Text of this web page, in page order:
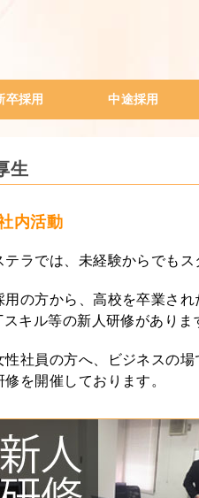
卒採用 中途採用
生
内活動
テラでは、未経験からでも
用の方から、高校を卒業さ
キル等の新人研修がありま
性社員の方へ、ビジネスの
修を開催しております。